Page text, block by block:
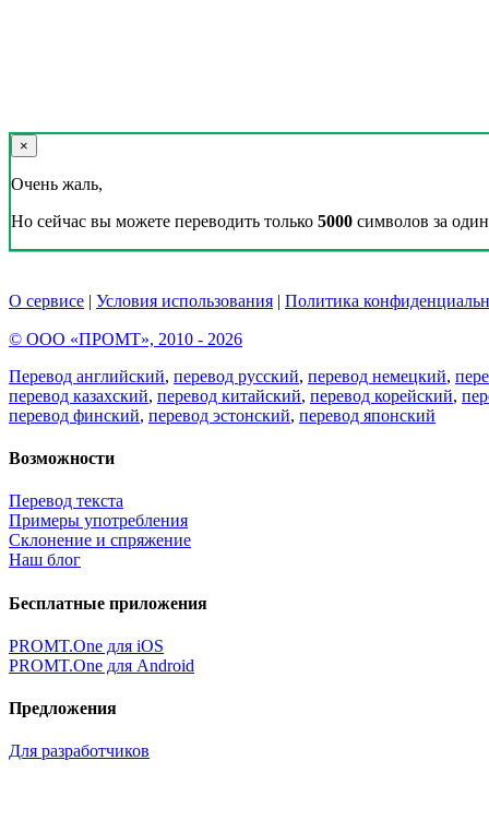
×
Очень жаль,
Но сейчас вы можете переводить только 5000 символов за один
О сервисе | Условия использования | Политика
© ООО «ПРОМТ», 2010 - 2026
Перевод английский, перевод русский, перевод немецкий,
перевод казахский, перевод китайский, перевод корейский,
перевод финский, перевод эстонский, перевод японский
Возможности
Перевод текста
Примеры употребления
Склонение и спряжение
Наш блог
Бесплатные приложения
PROMT.One для iOS
PROMT.One для Android
Предложения
Для разработчиков